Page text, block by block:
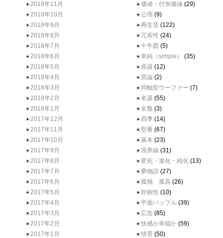
2018年11月
2018年10月
2018年9月
2018年8月
2018年7月
2018年6月
2018年5月
2018年4月
2018年3月
2018年2月
2018年1月
2017年12月
2017年11月
2017年10月
2017年9月
2017年8月
2017年7月
2017年6月
2017年5月
2017年4月
2017年3月
2017年2月
2017年1月
価値・付加価値 (29)
公理 (9)
再生音 (122)
冗長性 (24)
十牛図 (5)
単純（simple）
(35)
原器 (12)
原論 (2)
同軸型ウーファー (7)
名器 (55)
名盤 (3)
四季 (14)
型番 (67)
基本 (23)
境界線 (31)
変化・進化・純化 (13)
夢物語 (27)
孤独、孤高 (26)
対称性 (10)
平面バッフル (39)
広告 (85)
快感か幸福か (59)
情景 (50)